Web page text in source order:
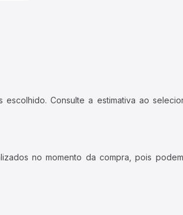
Consulte a estimativa ao
no momento da compra, pois